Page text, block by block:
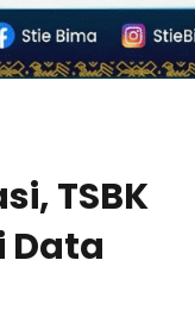
TSBK
Data